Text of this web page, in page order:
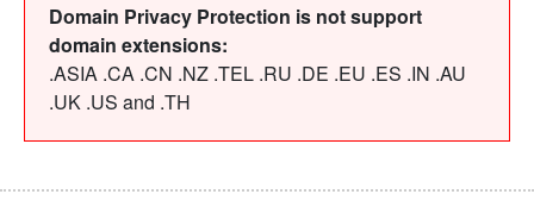
Domain Privacy Protection is not support
domain extensions:
.ASIA .CA .CN .NZ .TEL .RU .DE .EU .ES .IN .AU
.UK .US and .TH